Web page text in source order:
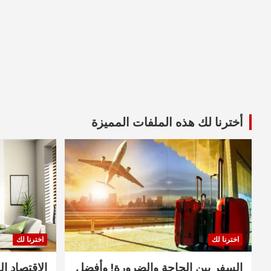
أخترنا لك هذه الملفات المميزة
اخترنا لك
السفر بين الحاجة والضرورة! وأفضل
اخترنا لك
الاقتصاد